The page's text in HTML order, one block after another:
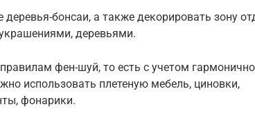
бонсаи, а также декорировать зону
деревьями.
фен-шуй, то есть с учетом
использовать плетеную мебель, циновки,
фонарики.